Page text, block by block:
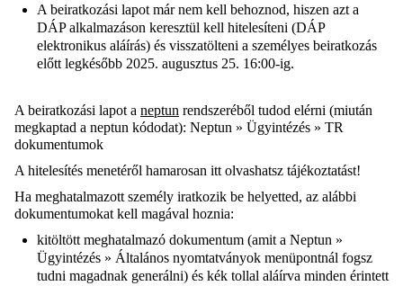
A beiratkozási lapot már nem kell behoznod, hiszen azt a
DÁP alkalmazáson keresztül kell hitelesíteni (DÁP
elektronikus aláírás) és visszatölteni a személyes beiratkozás
előtt legkésőbb 2025. augusztus 25. 16:00-ig.
A beiratkozási lapot a neptun rendszeréből tudod elérni (miután
megkaptad a neptun kódodat): Neptun » Ügyintézés » TR
dokumentumok
A hitelesítés menetéről hamarosan itt olvashatsz tájékoztatást!
Ha meghatalmazott személy iratkozik be helyetted, az alábbi
dokumentumokat kell magával hoznia:
kitöltött meghatalmazó dokumentum (amit a Neptun »
Ügyintézés » Általános nyomtatványok menüpontnál fogsz
tudni magadnak generálni) és kék tollal aláírva minden érintett